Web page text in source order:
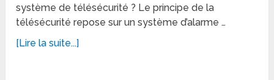
système de télésécurité ? Le principe de la
télésécurité repose sur un système d’alarme …
[Lire la suite...]